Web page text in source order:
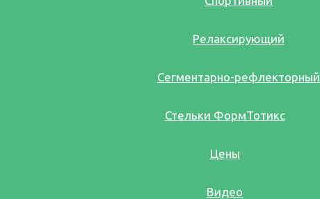
Релаксирующий
Сегментарно-рефлекторный
Стельки ФормТотикс
Цены
Видео